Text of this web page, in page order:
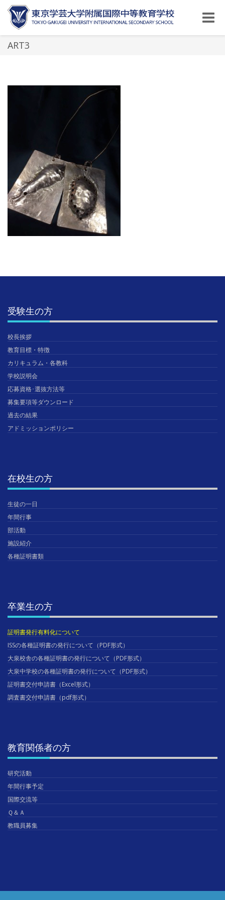
Toggle
ART3
受験生の方
校長挨拶
教育目標・特徴
カリキュラム・各教科
学校説明会
応募資格･選抜方法等
募集要項等ダウンロード
過去の結果
アドミッションポリシー
在校生の方
生徒の一日
年間行事
部活動
施設紹介
各種証明書類
卒業生の方
証明書発行有料化について
ISSの各種証明書の発行について（PDF形式）
大泉校舎の各種証明書の発行について（PDF形式）
大泉中学校の各種証明書の発行について（PDF形式）
証明書交付申請書（Excel形式）
調査書交付申請書（pdf形式）
教育関係者の方
研究活動
年間行事予定
国際交流等
Ｑ＆Ａ
教職員募集